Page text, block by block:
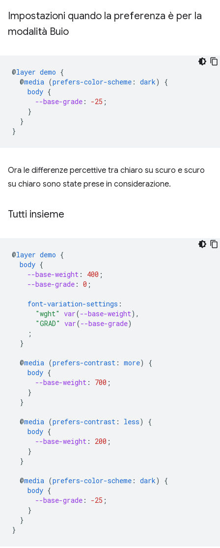
Impostazioni quando la preferenza è per la
modalità Buio
@layer demo {
@media (prefers-color-scheme : dark)
{
body {
--base-grade : -25 ;
}
}
}
Ora le differenze percettive tra chiaro su scuro e scuro
su chiaro sono state prese in considerazione.
Tutti insieme
@layer demo {
body {
--base-weight : 400 ;
--base-grade : 0 ;
font-variation-settings :
"wght" var(--base-weight),
"GRAD" var(--base-grade)
;
}
@media (prefers-contrast : more)
{
body {
--base-weight : 700 ;
}
}
@media (prefers-contrast : less)
{
body {
--base-weight : 200 ;
}
}
@media (prefers-color-scheme : dark)
{
body {
--base-grade : -25 ;
}
}
}